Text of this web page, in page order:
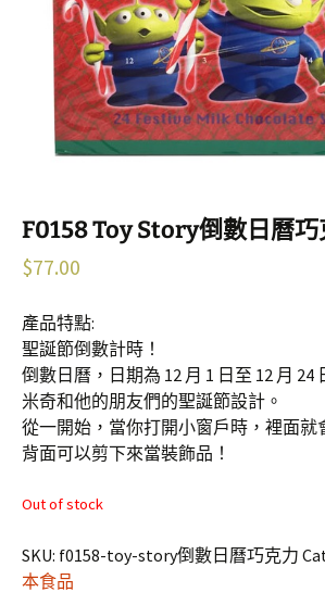
F0158 Toy Story倒數日曆巧
$77.00
產品特點:
聖誕節倒數計時！
倒數日曆，日期為 12 月 1 日至 12 月 24
米奇和他的朋友們的聖誕節設計。
從一開始，當你打開小窗戶時，裡面就
背面可以剪下來當裝飾品！
Out of stock
SKU: f0158-toy-story倒數日曆巧克力
本食品